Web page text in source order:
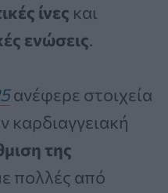
ίνες και
ενώσεις.
ανέφερε στοιχεία
καρδιαγγειακή
της
πολλές από